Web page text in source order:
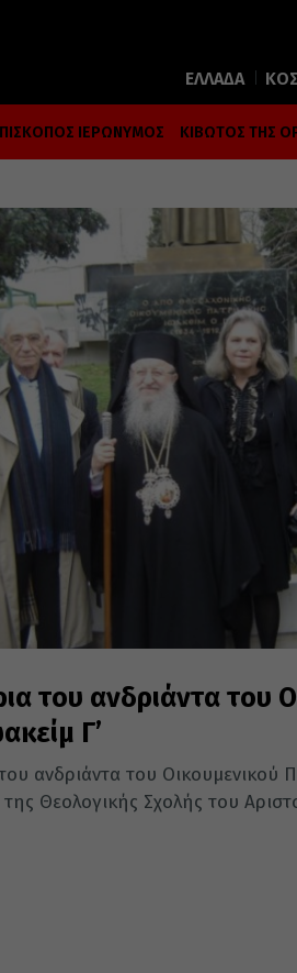
ΕΛΛΑΔΑ
ΙΕΡΩΝΥΜΟΣ ΚΙΒΩΤΟΣ ΤΗΣ
του ανδριάντα του
Γ’
ανδριάντα του Οικουμενικού
Θεολογικής Σχολής του